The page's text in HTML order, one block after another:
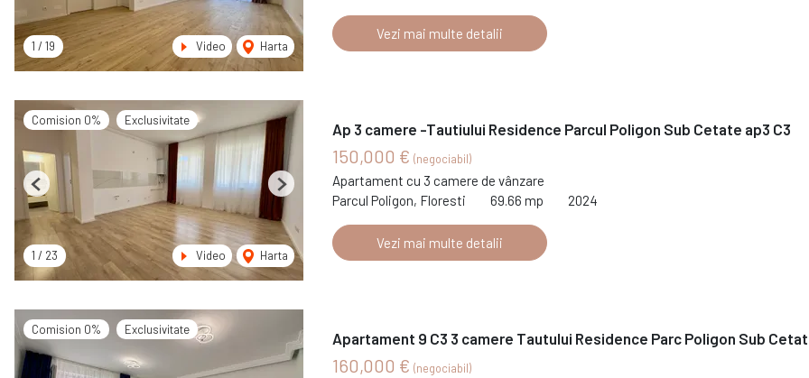
1 / 19 Video Harta
Vezi mai multe detalii
Comision 0% Exclusivitate
1 / 23 Video Harta
Previous Next
Ap 3 camere -Tautiului Residence Parcul Poligon Sub Cetate ap3 C3
150,000 € (negociabil)
Apartament cu 3 camere de vânzare
Parcul Poligon, Floresti
69.66 mp 2024
Vezi mai multe detalii
Comision 0% Exclusivitate
Apartament 9 C3 3 camere Tautului Residence Parc Poligon Sub
160,000 € (negociabil)